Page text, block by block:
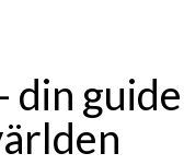
din